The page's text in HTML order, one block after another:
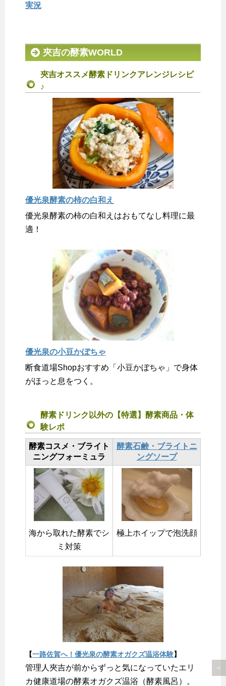
実況
夾吉の酵素WORLD
夾吉オススメ酵素ドリンクアレンジレシピ
♪
優光泉酵素の柿の白和え
優光泉酵素の柿の白和えはおもてなし料理に最
適！
優光泉の小豆かぼちゃ
断食道場Shopおすすめ「小豆かぼちゃ」で身体
がほっと息をつく。
酵素ドリンク以外の【特選】酵素商品・体
験レポ
酵素コスメ・ブライト
ニングフォーミュラ
酵素石鹸・ブライトニ
ングソープ
海から取れた酵素でシ
ミ対策
極上ホイップで泡洗顔
【一路佐賀へ！優光泉の酵素オガクズ温浴体験】
管理人夾吉が前からずっと気になっていたエリ
カ健康道場の酵素オガクズ温浴（酵素風呂）。